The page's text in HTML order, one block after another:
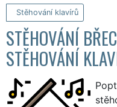
Stěhování klavírů
STĚHOVÁNÍ
STĚHOVÁNÍ